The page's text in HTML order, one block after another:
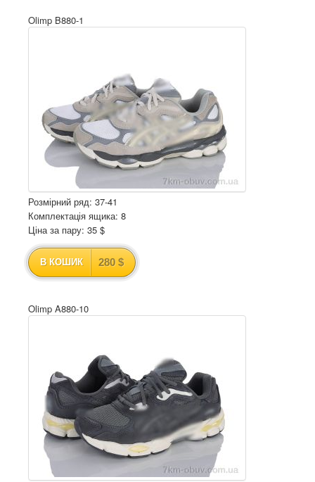
Olimp B880-1
Розмірний ряд: 37-41
Комплектація ящика: 8
Ціна за пару: 35 $
В КОШИК 280 $
Olimp A880-10